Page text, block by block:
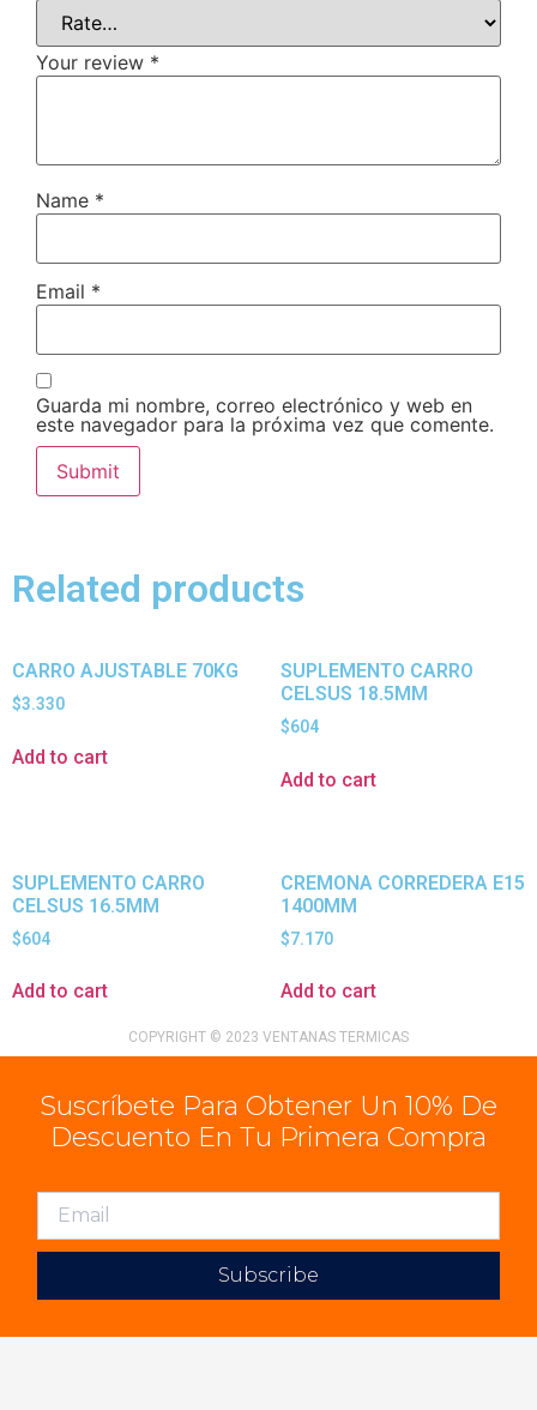
Your review *
Name *
Email *
Guarda mi nombre, correo electrónico y web en
este navegador para la próxima vez que comente.
Related products
CARRO AJUSTABLE 70KG
$3.330
Add to cart
SUPLEMENTO CARRO
CELSUS 18.5MM
$604
Add to cart
SUPLEMENTO CARRO
CELSUS 16.5MM
$604
Add to cart
CREMONA CORREDERA E15
1400MM
$7.170
Add to cart
COPYRIGHT © 2023 VENTANAS TERMICAS
Suscríbete Para Obtener Un 10% De
Descuento En Tu Primera Compra
Subscribe